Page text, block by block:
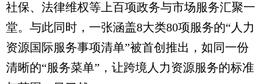
社保、法律维权等上百项政务与市场服务汇聚一
堂。与此同时，一张涵盖8大类80项服务的“人力
资源国际服务事项清单”被首创推出，如同一份
清晰的“服务菜单”，让跨境人力资源服务的标准